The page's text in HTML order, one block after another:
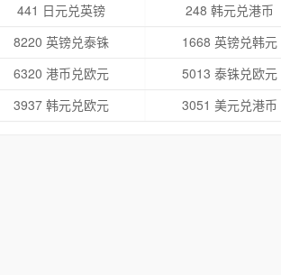
441 日元兑英镑
248 韩元兑港币
8220 英镑兑泰铢
1668 英镑兑韩元
6320 港币兑欧元
5013 泰铢兑欧元
3937 韩元兑欧元 3051 美元兑港币